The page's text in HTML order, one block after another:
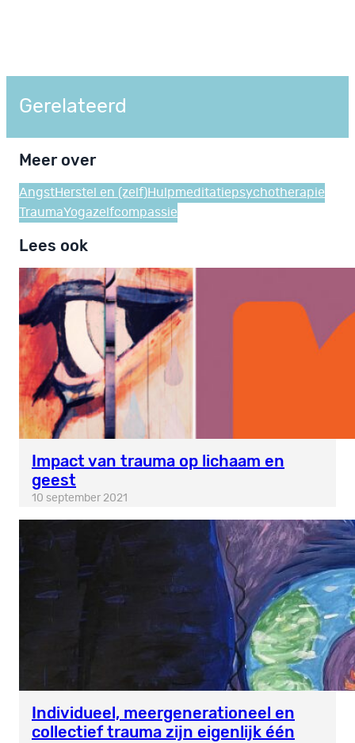
Gerelateerd
Meer over
AngstHerstel en (zelf)Hulpmeditatiepsychotherapie
TraumaYogazelfcompassie
Lees ook
Impact van trauma op lichaam en
geest
10 september 2021
Individueel, meergenerationeel en
collectief trauma zijn eigenlijk één